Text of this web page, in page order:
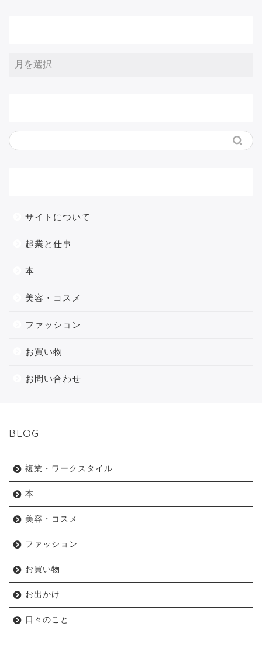
サイトについて
起業と仕事
本
美容・コスメ
ファッション
お買い物
お問い合わせ
BLOG
複業・ワークスタイル
本
美容・コスメ
ファッション
お買い物
お出かけ
日々のこと